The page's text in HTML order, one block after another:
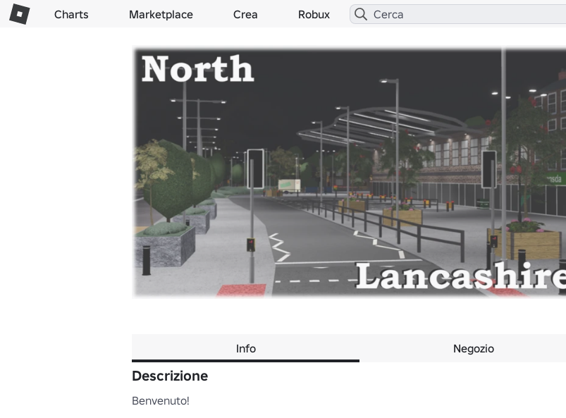
Charts Marketplace Crea Robux
Info Negozio
Descrizione
Benvenuto!